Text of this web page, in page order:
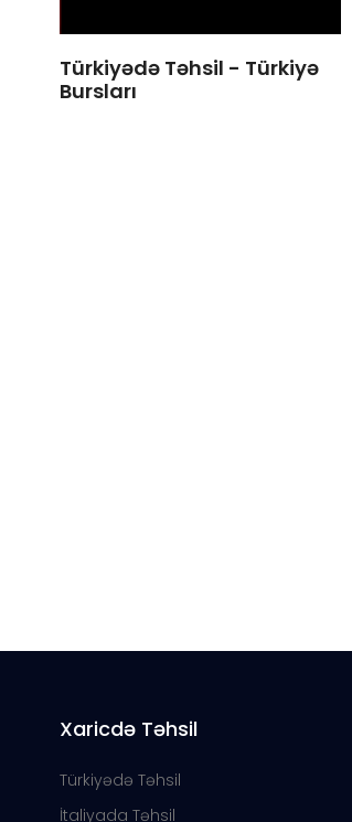
Türkiyədə Təhsil - Türkiyə
Bursları
Xaricdə Təhsil
Türkiyədə Təhsil
İtaliyada Təhsil